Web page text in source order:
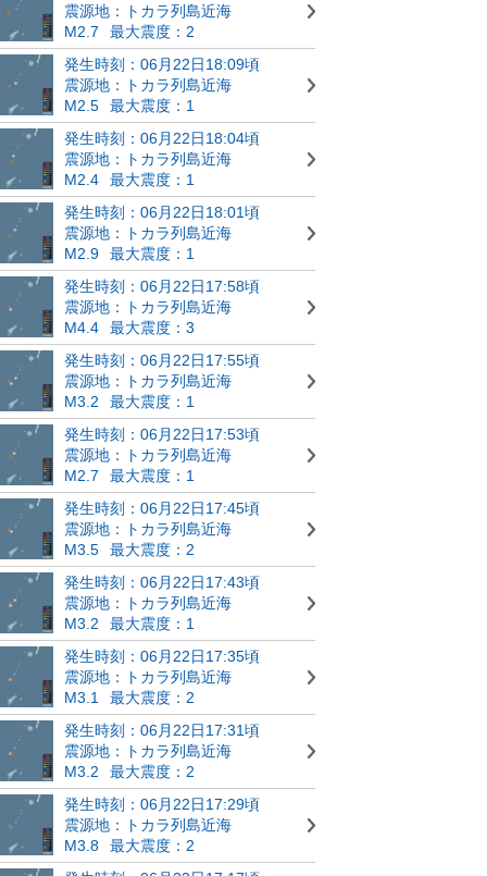
震源地：トカラ列島近海
M2.7
最大震度：2
発生時刻：06月22日18:09頃
震源地：トカラ列島近海
M2.5
最大震度：1
発生時刻：06月22日18:04頃
震源地：トカラ列島近海
M2.4
最大震度：1
発生時刻：06月22日18:01頃
震源地：トカラ列島近海
M2.9
最大震度：1
発生時刻：06月22日17:58頃
震源地：トカラ列島近海
M4.4
最大震度：3
発生時刻：06月22日17:55頃
震源地：トカラ列島近海
M3.2
最大震度：1
発生時刻：06月22日17:53頃
震源地：トカラ列島近海
M2.7
最大震度：1
発生時刻：06月22日17:45頃
震源地：トカラ列島近海
M3.5
最大震度：2
発生時刻：06月22日17:43頃
震源地：トカラ列島近海
M3.2
最大震度：1
発生時刻：06月22日17:35頃
震源地：トカラ列島近海
M3.1
最大震度：2
発生時刻：06月22日17:31頃
震源地：トカラ列島近海
M3.2
最大震度：2
発生時刻：06月22日17:29頃
震源地：トカラ列島近海
M3.8
最大震度：2